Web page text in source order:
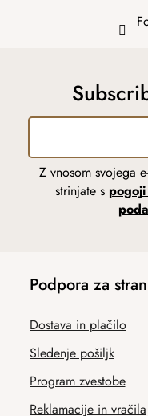
Z vnosom svojega
strinjate s
Podpora za
Dostava in plačilo
Sledenje pošiljk
Program zvestobe
Reklamacije in vračila